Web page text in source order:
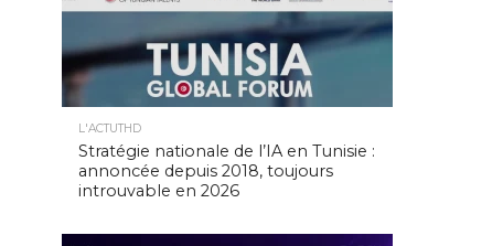
L'ACTUTHD
Stratégie nationale de l’IA en Tunisie :
annoncée depuis 2018, toujours
introuvable en 2026